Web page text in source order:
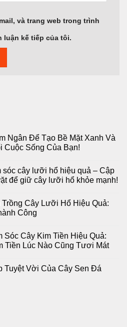
và trang web trong trình
luận kế tiếp của tôi.
Ngân Để Tạo Bề Mặt Xanh Và
Sống Của Bạn!
sóc cây lưỡi hổ hiệu quả – Cập
để giữ cây lưỡi hổ khỏe mạnh!
Cây Lưỡi Hổ Hiệu Quả:
Công
Sóc Cây Kim Tiền Hiệu Quả:
Tiền Lúc Nào Cũng Tươi Mát
Tuyệt Vời Của Cây Sen Đá